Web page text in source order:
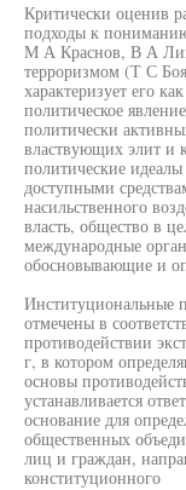
Критически оценив
подходы к
М А Краснов, В А
терроризмом (Т С
характеризует его
политическое
политически
властвующих элит и
политические
доступными
насильственного
власть, общество в
международные
обосновывающие и
Институциональные
отмечены в
противодействии
г, в котором
основы
устанавливается
основание для
общественных
лиц и граждан,
конституционного